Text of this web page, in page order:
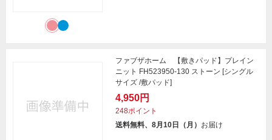
ファブザホーム 【敷きパッド】プレイン
ニット FH523950-130 ストーン [シングル
サイズ /敷パッド]
4,950円
248ポイント
送料無料、8月10日（月） お届け